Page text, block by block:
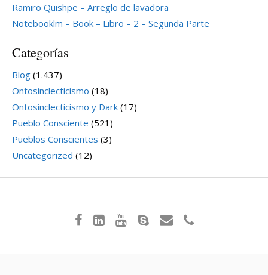
Ramiro Quishpe – Arreglo de lavadora
Notebooklm – Book – Libro – 2 – Segunda Parte
Categorías
Blog (1.437)
Ontosinclecticismo (18)
Ontosinclecticismo y Dark (17)
Pueblo Consciente (521)
Pueblos Conscientes (3)
Uncategorized (12)